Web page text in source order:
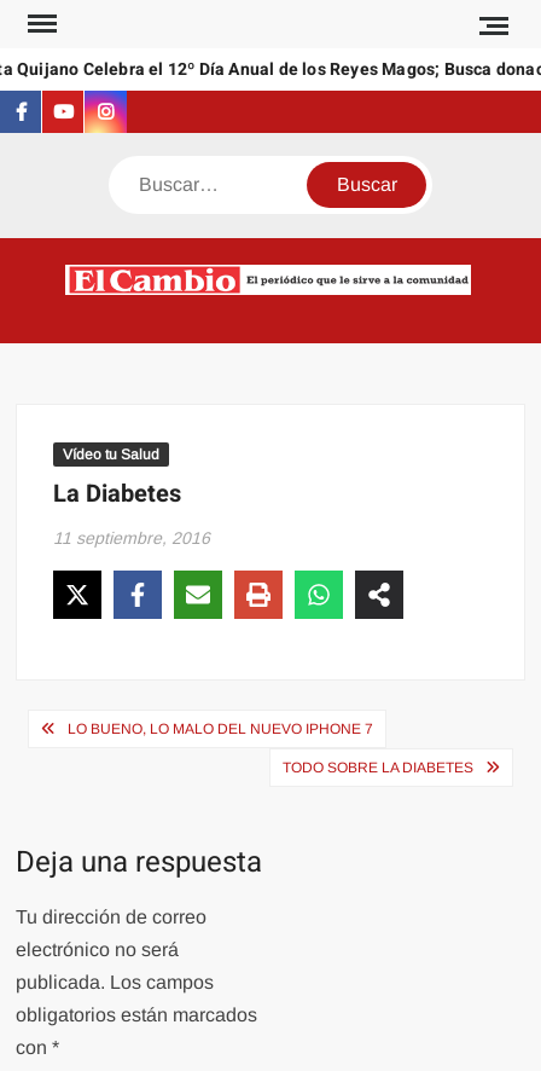
Saltar
contenido
Quijano Celebra el 12º Día Anual de los Reyes Magos; Busca
Facebook
YoutubeInstagram
Buscar
Vídeo tu Salud
La Diabetes
11 septiembre, 2016
Navegación
LO BUENO, LO MALO DEL NUEVO IPHONE 7
TODO SOBRE LA DIABETES
Deja una respuesta
Tu dirección de correo
electrónico no será
publicada. Los campos
obligatorios están marcados
con*